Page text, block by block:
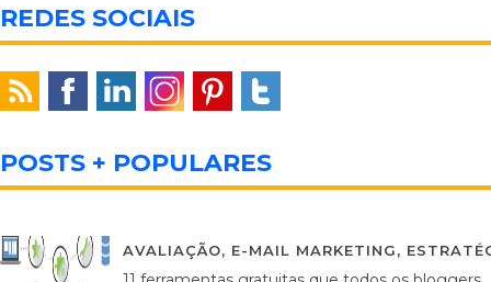
REDES SOCIAIS
POSTS + POPULARES
AVALIAÇÃO, E-MAIL MARKETING,